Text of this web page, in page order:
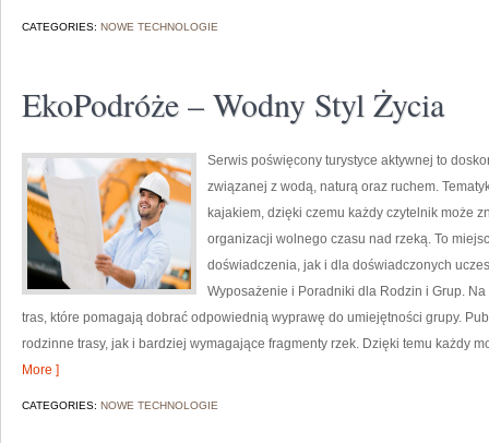
CATEGORIES: NOWE TECHNOLOGIE
EkoPodróże – Wodny Styl Życia
Serwis poświęcony turystyce aktywnej to
związanej z wodą, naturą oraz ruchem.
kajakiem, dzięki czemu każdy czytelnik może
organizacji wolnego czasu nad rzeką. To
doświadczenia, jak i dla doświadczonych
Wyposażenie i Poradniki dla Rodzin i Grup.
tras, które pomagają dobrać odpowiednią wyprawę do umiejętności grupy.
rodzinne trasy, jak i bardziej wymagające fragmenty rzek. Dzięki temu każdy
More ]
CATEGORIES: NOWE TECHNOLOGIE